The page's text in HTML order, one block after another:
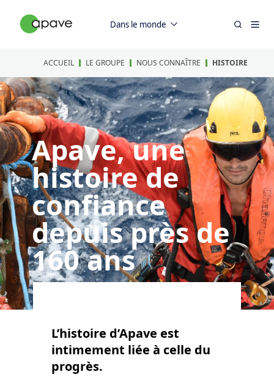
Dans le monde
ACCUEIL LE GROUPE NOUS CONNAÎTRE HISTOIRE
Apave, une
histoire de
confiance
depuis près de
160 ans
L’histoire d’Apave est
intimement liée à celle du
progrès.